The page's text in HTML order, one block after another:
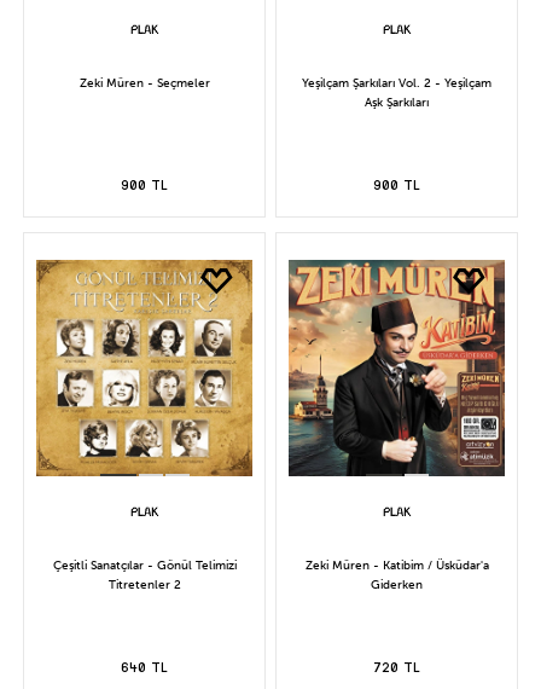
Zeki Müren - Seçmeler
900 TL
Yeşilçam Şarkıları Vol. 2 - Yeşilçam
Aşk Şarkıları
900 TL
Çeşitli Sanatçılar - Gönül Telimizi
Titretenler 2
640 TL
Zeki Müren - Katibim / Üsküdar'a
Giderken
720 TL